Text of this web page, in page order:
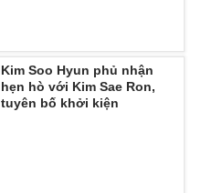
Kim Soo Hyun phủ nhận
hẹn hò với Kim Sae Ron,
tuyên bố khởi kiện